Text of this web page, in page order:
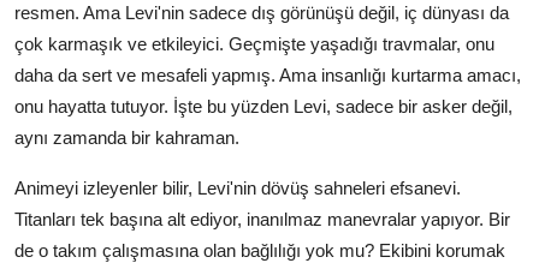
resmen. Ama Levi'nin sadece dış görünüşü değil, iç dünyası da
çok karmaşık ve etkileyici. Geçmişte yaşadığı travmalar, onu
daha da sert ve mesafeli yapmış. Ama insanlığı kurtarma amacı,
onu hayatta tutuyor. İşte bu yüzden Levi, sadece bir asker değil,
aynı zamanda bir kahraman.
Animeyi izleyenler bilir, Levi'nin dövüş sahneleri efsanevi.
Titanları tek başına alt ediyor, inanılmaz manevralar yapıyor. Bir
de o takım çalışmasına olan bağlılığı yok mu? Ekibini korumak